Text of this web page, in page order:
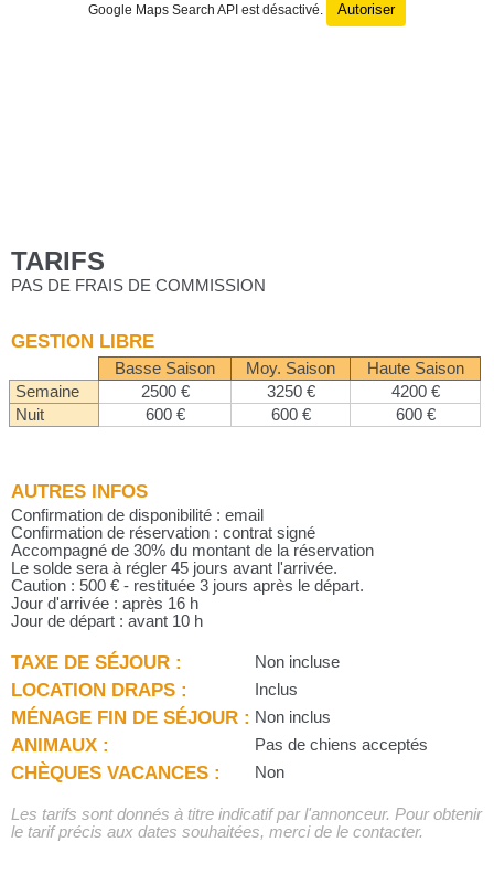
Google Maps Search API est désactivé. Autoriser
TARIFS
PAS DE FRAIS DE COMMISSION
GESTION LIBRE
Basse Saison Moy. Saison
Haute Saison
Semaine
2500 € 3250 €
4200 €
Nuit
600 € 600 € 600 €
AUTRES INFOS
Confirmation de disponibilité : email
Confirmation de réservation : contrat signé
Accompagné de 30% du montant de la réservation
Le solde sera à régler 45 jours avant l'arrivée.
Caution : 500 € - restituée 3 jours après le départ.
Jour d'arrivée : après 16 h
Jour de départ : avant 10 h
TAXE DE SÉJOUR : Non incluse
LOCATION DRAPS : Inclus
MÉNAGE FIN DE SÉJOUR : Non inclus
ANIMAUX : Pas de chiens acceptés
CHÈQUES VACANCES : Non
Les tarifs sont donnés à titre indicatif par l'annonceur. Pour obtenir
le tarif précis aux dates souhaitées, merci de le contacter.